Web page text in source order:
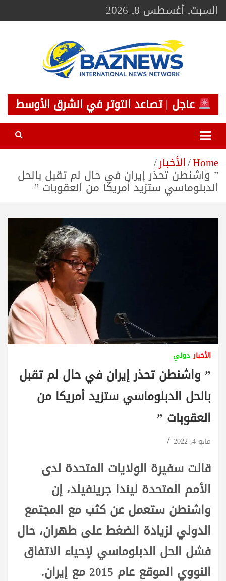
Skip
toالسبت, أغسطس 8, 2026
BAZNEWS
شبكة باز الإخبارية
عاجل | تصاعد التوتر في الشرق الأوسط
Home الأخبار
” واشنطن تحذر إيران في حال لم تقبل بالحل
الدبلوماسي ستزيد أمريكا من العقوبات ”
الأخبار دولي
” واشنطن تحذر إيران في حال لم تقبل
بالحل الدبلوماسي ستزيد أمريكا من
العقوبات ”
مايو 4, 2022
قالت سفيرة الولايات المتحدة لدى
الأمم المتحدة ليندا جرينفيلد، إن
واشنطن ستعمل عن كثب مع المجتمع
الدولي لزيادة الضغط على طهران، حال
فشل الحل الدبلوماسي لإحياء الاتفاق
النووي الموقع عام 2015 مع إيران.